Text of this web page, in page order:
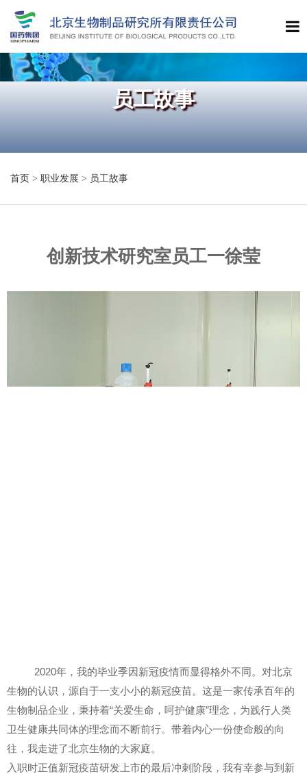
员工故事
首页 > 职业发展 > 员工故事
创新技术研究室员工一徐莹
2020年，我的毕业季因新冠疫情而显得格外不同。对北京
生物的认识，源自于一支小小的新冠疫苗。这是一家传承百年的
生物制品企业，秉持着“关爱生命，呵护健康”理念，为践行人类
卫生健康共同体的理念而不断前行。带着内心一份使命般的向
往，我走进了北京生物的大家庭。
入职时正值新冠疫苗研发上市的最后冲刺阶段，我有幸参与到新